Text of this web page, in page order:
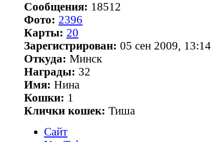
Сообщения: 18512
Фото: 2396
Карты: 20
Зарегистрирован: 05 сен 2009, 13:14
Откуда: Минск
Награды: 32
Имя: Нина
Кошки: 1
Клички кошек: Тиша
Сайт